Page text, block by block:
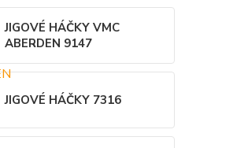
JIGOVÉ HÁČKY VMC
ABERDEN 9147
JIGOVÉ HÁČKY 7316